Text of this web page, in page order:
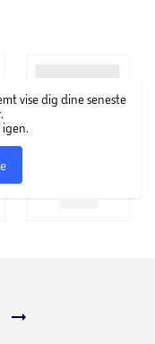
vise dig dine seneste